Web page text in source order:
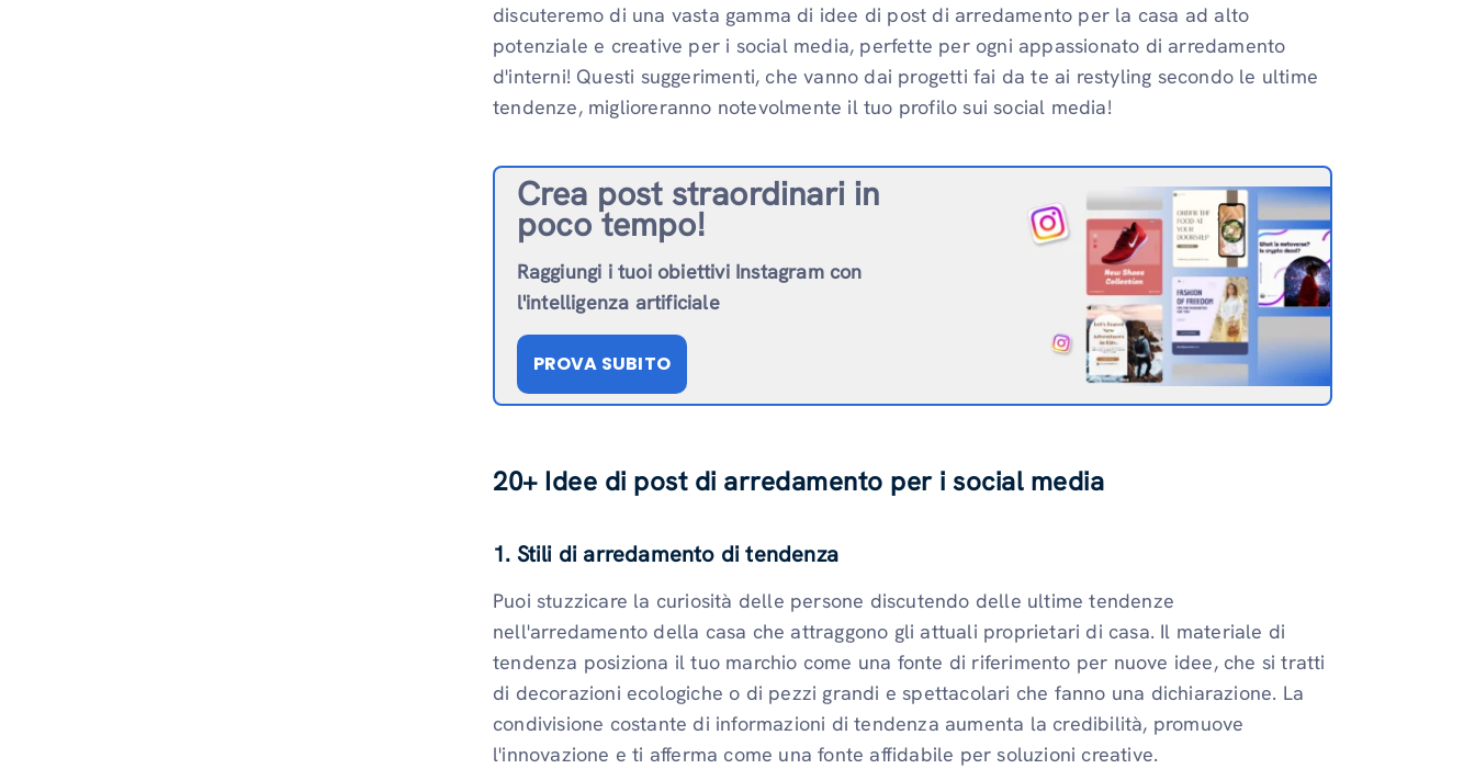
discuteremo di una vasta gamma di idee di post di arredamento per la casa ad alto
potenziale e creative per i social media, perfette per ogni appassionato di arredamento
d'interni! Questi suggerimenti, che vanno dai progetti fai da te ai restyling secondo le ultime
tendenze, miglioreranno notevolmente il tuo profilo sui social media!
Crea post straordinari in
poco tempo!
Raggiungi i tuoi obiettivi Instagram con
l'intelligenza artificiale
PROVA SUBITO
20+ Idee di post di arredamento per i social media
1. Stili di arredamento di tendenza
Puoi stuzzicare la curiosità delle persone discutendo delle ultime tendenze
nell'arredamento della casa che attraggono gli attuali proprietari di casa. Il materiale di
tendenza posiziona il tuo marchio come una fonte di riferimento per nuove idee, che si tratti
di decorazioni ecologiche o di pezzi grandi e spettacolari che fanno una dichiarazione. La
condivisione costante di informazioni di tendenza aumenta la credibilità, promuove
l'innovazione e ti afferma come una fonte affidabile per soluzioni creative.